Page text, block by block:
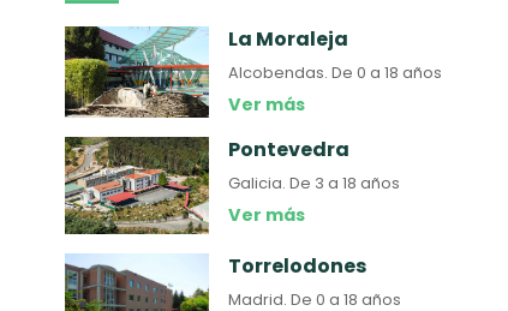
La Moraleja
Alcobendas.De 0 a 18 años
Ver más
Pontevedra
Galicia.De 3 a 18 años
Ver más
Torrelodones
Madrid.De 0 a 18 años